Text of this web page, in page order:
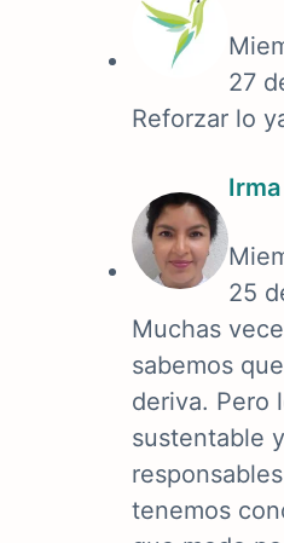
27
Reforzar lo
Irma
25
Muchas
sabemos
deriva. Pero
sustentable
tenemos